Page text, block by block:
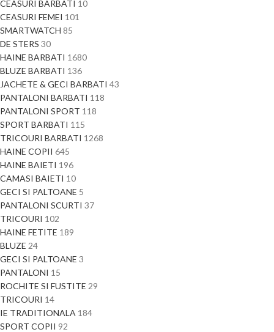
CEASURI BARBATI 10
CEASURI FEMEI 101
SMARTWATCH 85
DE STERS 30
HAINE BARBATI 1680
BLUZE BARBATI 136
JACHETE & GECI BARBATI 43
PANTALONI BARBATI 118
PANTALONI SPORT 118
SPORT BARBATI 115
TRICOURI BARBATI 1268
HAINE COPII 645
HAINE BAIETI 196
CAMASI BAIETI 10
GECI SI PALTOANE 5
PANTALONI SCURTI 37
TRICOURI 102
HAINE FETITE 189
BLUZE 24
GECI SI PALTOANE 3
PANTALONI 15
ROCHITE SI FUSTITE 29
TRICOURI 14
IE TRADITIONALA 184
SPORT COPII 92